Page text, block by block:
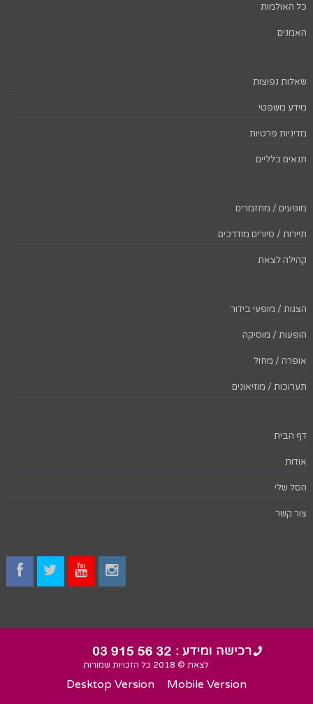
כל האולמות
האמנים
שאלות נפוצות
מידע משפטי
מדיניות פרטיות
תנאים כלליים
מופעים / מחזמרים
תיירות / סיורים מודרכים
קהילה לצאת
הצגות / מופעי בידור
הופעות / מוסיקה
אופרה / מחול
תערוכות / מוזיאונים
דף הבית
אודות
הסל שלי
צור קשר
לצאת © 2018 כל הזכויות שמורות
Desktop Version Mobile Version